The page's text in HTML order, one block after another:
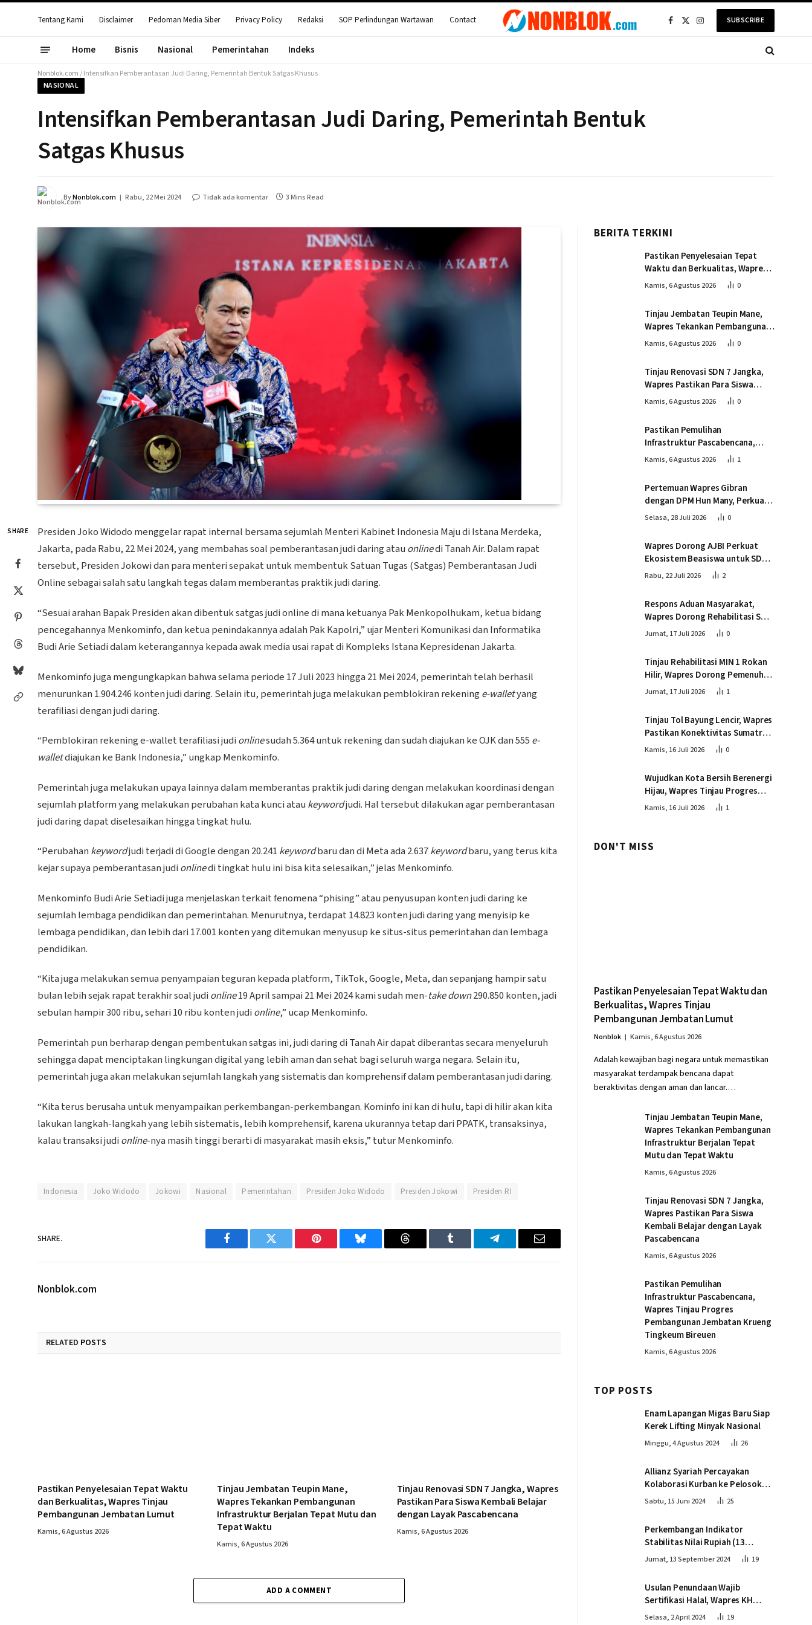
Tentang Kami Disclaimer Pedoman Media Siber Privacy Policy Redaksi SOP Perlindungan Wartawan Contact Facebook
X
InstagramSUBSCRIBE
Home Bisnis Nasional Pemerintahan Indeks
Nonblok.com/Intensifkan Pemberantasan Judi Daring, Pemerintah Bentuk Satgas Khusus
NASIONAL
Intensifkan Pemberantasan Judi Daring, Pemerintah Bentuk
Satgas Khusus
ByNonblok.com Rabu, 22 Mei 2024 Tidak ada komentar 3 Mins Read
SHARE
Presiden Joko Widodo menggelar rapat internal bersama sejumlah Menteri Kabinet Indonesia Maju di Istana Merdeka,
Jakarta, pada Rabu, 22 Mei 2024, yang membahas soal pemberantasan judi daring atau onlinedi Tanah Air. Dalam rapat
tersebut, Presiden Jokowi dan para menteri sepakat untuk membentuk Satuan Tugas (Satgas) Pemberantasan Judi
Online sebagai salah satu langkah tegas dalam memberantas praktik judi daring.
“Sesuai arahan Bapak Presiden akan dibentuk satgas judi online di mana ketuanya Pak Menkopolhukam, ketua bidang
pencegahannya Menkominfo, dan ketua penindakannya adalah Pak Kapolri,” ujar Menteri Komunikasi dan Informatika
Budi Arie Setiadi dalam keterangannya kepada awak media usai rapat di Kompleks Istana Kepresidenan Jakarta.
Menkominfo juga mengungkapkan bahwa selama periode 17 Juli 2023 hingga 21 Mei 2024, pemerintah telah berhasil
menurunkan 1.904.246 konten judi daring. Selain itu, pemerintah juga melakukan pemblokiran rekening e-walletyang
terafiliasi dengan judi daring.
“Pemblokiran rekening e-wallet terafiliasi judi onlinesudah 5.364 untuk rekening dan sudah diajukan ke OJK dan 555 e-
walletdiajukan ke Bank Indonesia,” ungkap Menkominfo.
Pemerintah juga melakukan upaya lainnya dalam memberantas praktik judi daring dengan melakukan koordinasi dengan
sejumlah platform yang melakukan perubahan kata kunci atau keywordjudi. Hal tersebut dilakukan agar pemberantasan
judi daring dapat diselesaikan hingga tingkat hulu.
“Perubahan keywordjudi terjadi di Google dengan 20.241 keywordbaru dan di Meta ada 2.637keywordbaru, yang terus kita
kejar supaya pemberantasan judi onlinedi tingkat hulu ini bisa kita selesaikan,” jelas Menkominfo.
Menkominfo Budi Arie Setiadi juga menjelaskan terkait fenomena “phising” atau penyusupan konten judi daring ke
sejumlah lembaga pendidikan dan pemerintahan. Menurutnya, terdapat 14.823 konten judi daring yang menyisip ke
lembaga pendidikan, dan lebih dari 17.001 konten yang ditemukan menyusup ke situs-situs pemerintahan dan lembaga
pendidikan.
“Kita juga melakukan semua penyampaian teguran kepada platform, TikTok, Google, Meta, dan sepanjang hampir satu
bulan lebih sejak rapat terakhir soal judi online19 April sampai 21 Mei 2024 kami sudah men-take down290.850 konten, jadi
sebulan hampir 300 ribu, sehari 10 ribu konten judi online,” ucap Menkominfo.
Pemerintah pun berharap dengan pembentukan satgas ini, judi daring di Tanah Air dapat diberantas secara menyeluruh
sehingga dapat menciptakan lingkungan digital yang lebih aman dan sehat bagi seluruh warga negara. Selain itu,
pemerintah juga akan melakukan sejumlah langkah yang sistematis dan komprehensif dalam pemberantasan judi daring.
“Kita terus berusaha untuk menyampaikan perkembangan-perkembangan. Kominfo ini kan di hulu, tapi di hilir akan kita
lakukan langkah-langkah yang lebih sistematis, lebih komprehensif, karena ukurannya tetap dari PPATK, transaksinya,
kalau transaksi judi online-nya masih tinggi berarti di masyarakat masih eksis,” tutur Menkominfo.
Indonesia Joko Widodo Jokowi Nasional Pemerintahan Presiden Joko Widodo Presiden Jokowi Presiden RI
SHARE.
Facebook Twitter Pinterest Bluesky Threads Tumblr Telegram Email
Nonblok.com
RELATED POSTS
Pastikan Penyelesaian Tepat Waktu
dan Berkualitas, Wapres Tinjau
Pembangunan Jembatan Lumut
Kamis, 6 Agustus 2026
Tinjau Jembatan Teupin Mane,
Wapres Tekankan Pembangunan
Infrastruktur Berjalan Tepat Mutu dan
Tepat Waktu
Kamis, 6 Agustus 2026
Tinjau Renovasi SDN 7 Jangka, Wapres
Pastikan Para Siswa Kembali Belajar
dengan Layak Pascabencana
Kamis, 6 Agustus 2026
ADD A COMMENT
BERITA TERKINI
Pastikan Penyelesaian Tepat
Waktu dan Berkualitas, Wapres
Tinjau Pembangunan Jembatan
Kamis, 6 Agustus 2026 0
Tinjau Jembatan Teupin Mane,
Wapres Tekankan Pembangunan
Infrastruktur Berjalan Tepat
Kamis, 6 Agustus 2026 0
Tinjau Renovasi SDN 7 Jangka,
Wapres Pastikan Para Siswa
Kembali Belajar dengan Layak
Kamis, 6 Agustus 2026 0
Pastikan Pemulihan
Infrastruktur Pascabencana,
Wapres Tinjau Progres
Kamis, 6 Agustus 2026 1
Pertemuan Wapres Gibran
dengan DPM Hun Many, Perkuat
Kemitraan Strategis Indonesia –
Selasa, 28 Juli 2026 0
Wapres Dorong AJBI Perkuat
Ekosistem Beasiswa untuk SDM
Unggul Indonesia Timur
Rabu, 22 Juli 2026 2
Respons Aduan Masyarakat,
Wapres Dorong Rehabilitasi SDN
016 Serusa Rokan Hilir
Jumat, 17 Juli 2026 0
Tinjau Rehabilitasi MIN 1 Rokan
Hilir, Wapres Dorong Pemenuhan
Sarana Prasarana Pendidikan
Jumat, 17 Juli 2026 1
Tinjau Tol Bayung Lencir, Wapres
Pastikan Konektivitas Sumatra
Berjalan Optimal
Kamis, 16 Juli 2026 0
Wujudkan Kota Bersih Berenergi
Hijau, Wapres Tinjau Progres
Pembangunan PSEL di
Kamis, 16 Juli 2026 1
DON'T MISS
Pastikan Penyelesaian Tepat Waktu dan
Berkualitas, Wapres Tinjau
Pembangunan Jembatan Lumut
Nonblok Kamis, 6 Agustus 2026
Adalah kewajiban bagi negara untuk memastikan
masyarakat terdampak bencana dapat
beraktivitas dengan aman dan lancar.…
Tinjau Jembatan Teupin Mane,
Wapres Tekankan Pembangunan
Infrastruktur Berjalan Tepat
Mutu dan Tepat Waktu
Kamis, 6 Agustus 2026
Tinjau Renovasi SDN 7 Jangka,
Wapres Pastikan Para Siswa
Kembali Belajar dengan Layak
Pascabencana
Kamis, 6 Agustus 2026
Pastikan Pemulihan
Infrastruktur Pascabencana,
Wapres Tinjau Progres
Pembangunan Jembatan Krueng
Tingkeum Bireuen
Kamis, 6 Agustus 2026
TOP POSTS
Enam Lapangan Migas Baru Siap
Kerek Lifting Minyak Nasional
Minggu, 4 Agustus 2024 26
Allianz Syariah Percayakan
Kolaborasi Kurban ke Pelosok
Negeri bersama Dompet Dhuafa
Sabtu, 15 Juni 2024 25
Perkembangan Indikator
Stabilitas Nilai Rupiah (13
September 2024)
Jumat, 13 September 2024 19
Usulan Penundaan Wajib
Sertifikasi Halal, Wapres KH
Ma’ruf Amin: Proses Tetap
Selasa, 2 April 2024 19